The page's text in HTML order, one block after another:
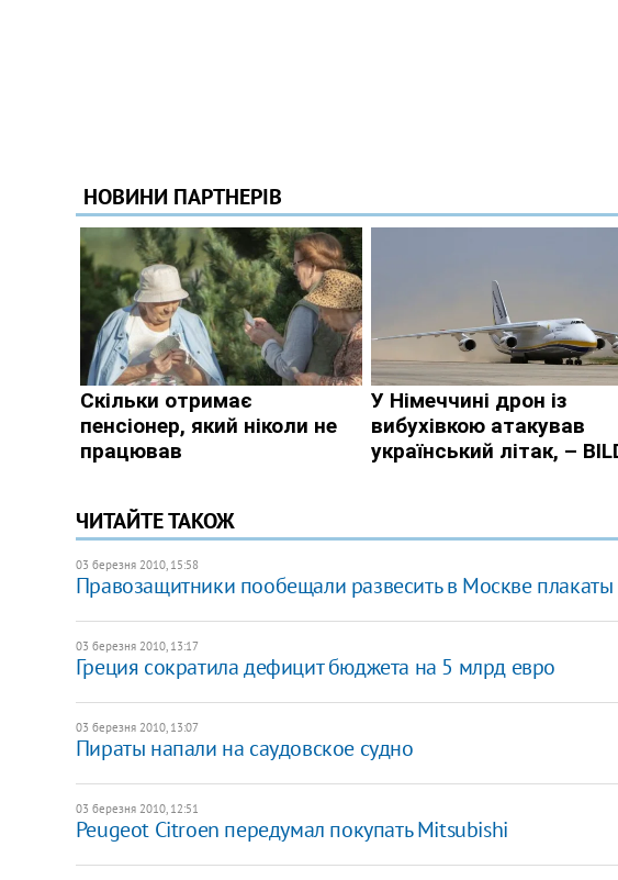
ЧИТАЙТЕ ТАКОЖ
03 березня 2010, 15:58
Правозащитники пообещали развесить в Москве плакаты
03 березня 2010, 13:17
Греция сократила дефицит бюджета на 5 млрд евро
03 березня 2010, 13:07
Пираты напали на саудовское судно
03 березня 2010, 12:51
Peugeot Citroen передумал покупать Mitsubishi